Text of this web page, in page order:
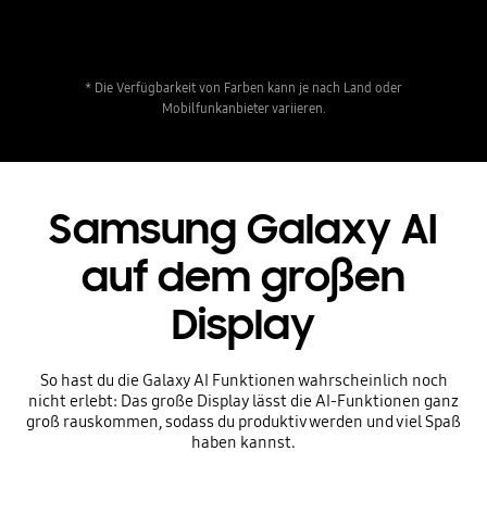
* Die Verfügbarkeit von Farben kann je nach Land oder
Mobilfunkanbieter variieren.
Samsung Galaxy AI
auf dem großen
Display
So hast du die Galaxy AI Funktionen wahrscheinlich noch
nicht erlebt: Das große Display lässt die AI-Funktionen ganz
groß rauskommen, sodass du produktiv werden und viel Spaß
haben kannst.